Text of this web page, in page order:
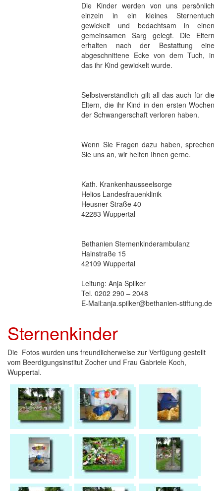
Die Kinder werden von uns persönlich
einzeln in ein kleines Sternentuch
gewickelt und bedachtsam in einen
gemeinsamen Sarg gelegt. Die Eltern
erhalten nach der Bestattung eine
abgeschnittene Ecke von dem Tuch, in
das ihr Kind gewickelt wurde.
Selbstverständlich gilt all das auch für die
Eltern, die ihr Kind in den ersten Wochen
der Schwangerschaft verloren haben.
Wenn Sie Fragen dazu haben, sprechen
Sie uns an, wir helfen Ihnen gerne.
Kath. Krankenhausseelsorge
Helios Landesfrauenklinik
Heusner Straße 40
42283 Wuppertal
Bethanien Sternenkinderambulanz
Hainstraße 15
42109 Wuppertal
Leitung: Anja Spilker
Tel. 0202 290 – 2048
E-Mail:anja.spilker@bethanien-stiftung.de
Sternenkinder
Die Fotos wurden uns freundlicherweise zur Verfügung gestellt
vom Beerdigungsinstitut Zocher und Frau Gabriele Koch,
Wuppertal.